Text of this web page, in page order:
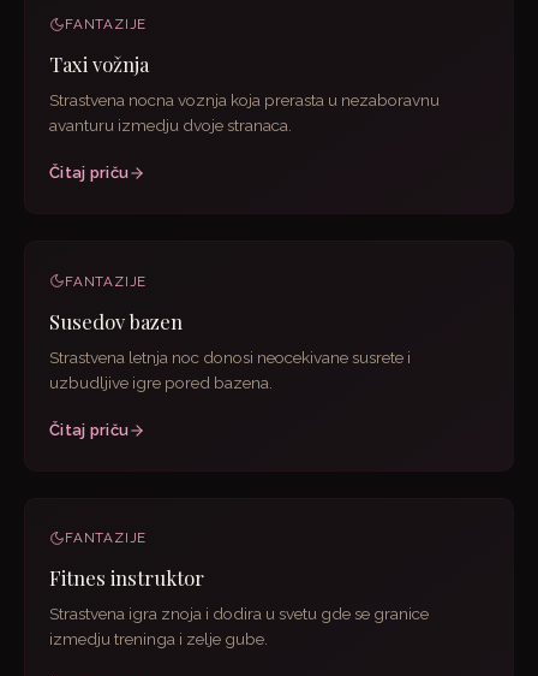
FANTAZIJE
Taxi vožnja
Strastvena nocna voznja koja prerasta u nezaboravnu
avanturu izmedju dvoje stranaca.
Čitaj priču
FANTAZIJE
Susedov bazen
Strastvena letnja noc donosi neocekivane susrete i
uzbudljive igre pored bazena.
Čitaj priču
FANTAZIJE
Fitnes instruktor
Strastvena igra znoja i dodira u svetu gde se granice
izmedju treninga i zelje gube.